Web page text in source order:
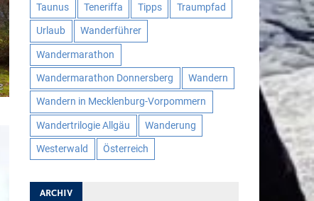
Taunus Teneriffa Tipps Traumpfad
Urlaub Wanderführer
Wandermarathon
Wandermarathon Donnersberg Wandern
Wandern in Mecklenburg-Vorpommern
Wandertrilogie Allgäu Wanderung
Westerwald Österreich
ARCHIV